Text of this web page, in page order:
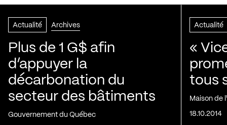
Actualité Archives
Plus de 1 G$ afin
d’appuyer la
décarbonation du
secteur des bâtiments
Gouvernement du Québec
Actualité
«
tous
Maison de
18.10.2014